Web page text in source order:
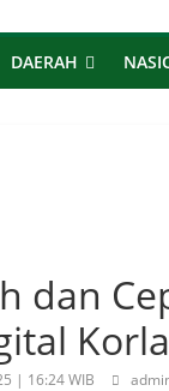
DAERAH
dan
| 16:24 WIB